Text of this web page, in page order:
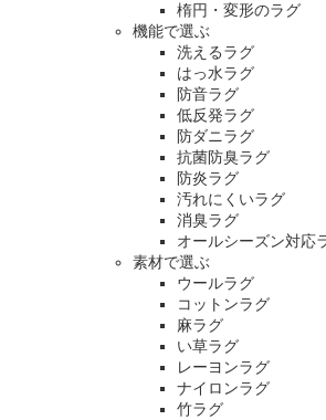
楕円・変形のラグ
機能で選ぶ
洗えるラグ
はっ水ラグ
防音ラグ
低反発ラグ
防ダニラグ
抗菌防臭ラグ
防炎ラグ
汚れにくいラグ
消臭ラグ
オールシーズン対応
素材で選ぶ
ウールラグ
コットンラグ
麻ラグ
い草ラグ
レーヨンラグ
ナイロンラグ
竹ラグ